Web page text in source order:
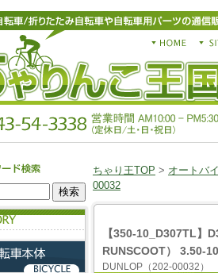
ちゃり王TOP > オートバ
00032
【350-10_D307TL】
RUNSCOOT） 3.50-
DUNLOP（202-00032）